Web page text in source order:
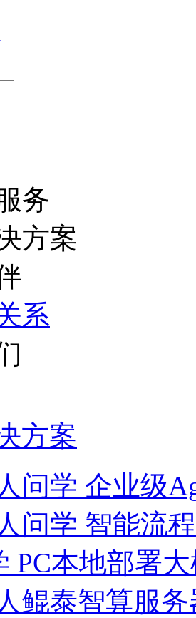
务
方案
系
方案
问学 企业级
问学 智能流
PC本地部署
鲲泰智算服务